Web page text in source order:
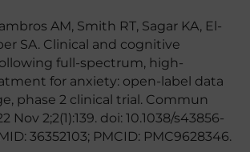
AM, Smith RT, Sagar KA, El-
SA. Clinical and cognitive
full-spectrum, high-
for anxiety: open-label data
phase 2 clinical trial. Commun
Nov 2;2(1):139. doi: 10.1038/s43856-
36352103; PMCID: PMC9628346.